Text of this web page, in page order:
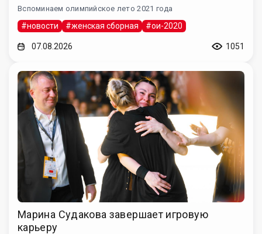
Вспоминаем олимпийское лето 2021 года
#новости #женская сборная #ои-2020
07.08.2026 1051
Марина Судакова завершает игровую
карьеру